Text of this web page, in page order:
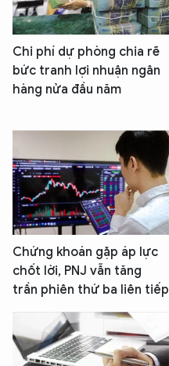
Chi phí dự phòng chia rẽ
bức tranh lợi nhuận ngân
hàng nửa đầu năm
Chứng khoán gặp áp lực
chốt lời, PNJ vẫn tăng
trần phiên thứ ba liên tiếp